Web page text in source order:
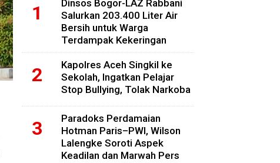
Dinsos Bogor-LAZ Rabbani
Salurkan 203.400 Liter Air
Bersih untuk Warga
Terdampak Kekeringan
Kapolres Aceh Singkil ke
Sekolah, Ingatkan Pelajar
Stop Bullying, Tolak Narkoba
Paradoks Perdamaian
Hotman Paris–PWI, Wilson
Lalengke Soroti Aspek
Keadilan dan Marwah Pers